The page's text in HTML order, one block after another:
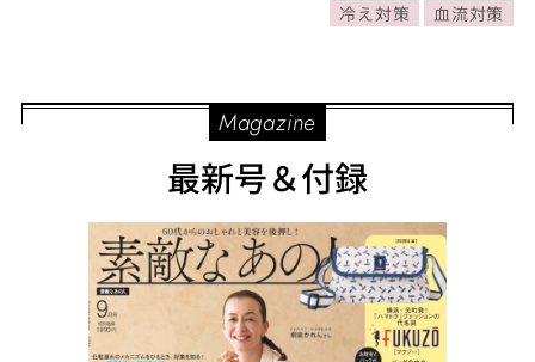
冷え対策 血流対策
Magazine
最新号＆付録